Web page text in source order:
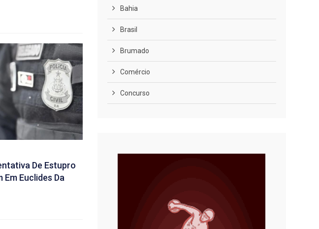
De Estupro
Em Euclides Da
Bahia
Brasil
Brumado
Comércio
Concurso